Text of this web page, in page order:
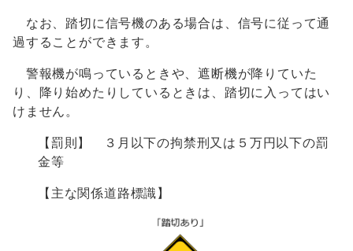
なお、踏切に信号機のある場合は、信号に従って通
過することができます。
警報機が鳴っているときや、遮断機が降りていた
り、降り始めたりしているときは、踏切に入ってはい
けません。
【罰則】 ３月以下の拘禁刑又は５万円以下の罰
金等
【主な関係道路標識】